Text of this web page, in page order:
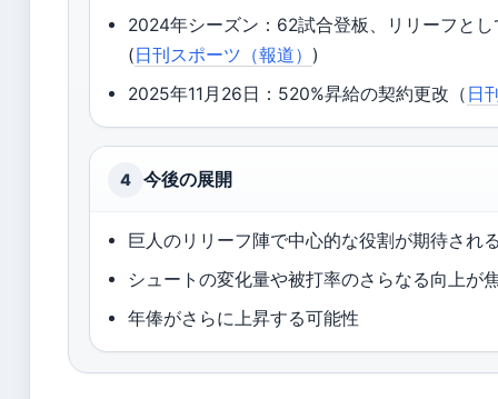
2024年シーズン：62試合登板、リリーフと
(日刊スポーツ（報道） )
2025年11月26日：520%昇給の契約更改（ 日
4 今後の展開
巨人のリリーフ陣で中心的な役割が期待され
シュートの変化量や被打率のさらなる向上が
年俸がさらに上昇する可能性